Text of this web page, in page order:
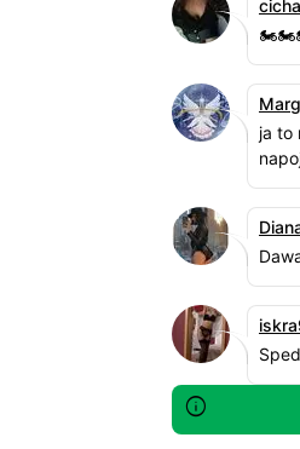
ja to